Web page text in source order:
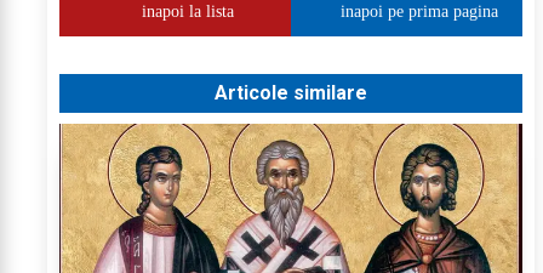
inapoi la lista inapoi pe prima pagina
Articole similare